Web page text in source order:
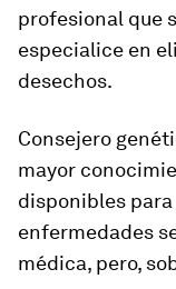
profesional que
especialice en
desechos.
Consejero
mayor
disponibles
enfermedades
médica, pero,